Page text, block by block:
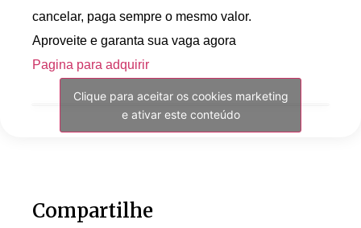
cancelar, paga sempre o mesmo valor.
Aproveite e garanta sua vaga agora
Pagina para adquirir
Clique para aceitar os cookies marketing
e ativar este conteúdo
Compartilhe